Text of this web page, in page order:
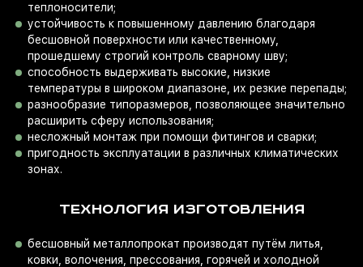
теплоносители;
устойчивость к повышенному давлению благодаря
бесшовной поверхности или качественному,
прошедшему строгий контроль сварному шву;
способность выдерживать высокие, низкие
температуры в широком диапазоне, их резкие перепады;
разнообразие типоразмеров, позволяющее значительно
расширить сферу использования;
несложный монтаж при помощи фитингов и сварки;
пригодность эксплуатации в различных климатических
зонах.
ТЕХНОЛОГИЯ ИЗГОТОВЛЕНИЯ
бесшовный металлопрокат производят путём литья,
ковки, волочения, прессования, горячей и холодной